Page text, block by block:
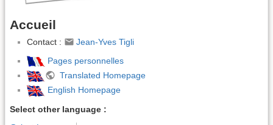
Accueil
Contact :
Jean-Yves Tigli
Pages personnelles
Translated Homepage
English Homepage
Select other language :